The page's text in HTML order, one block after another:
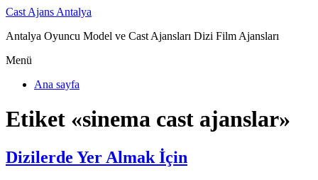
Cast Ajans Antalya
Antalya Oyuncu Model ve Cast Ajansları Dizi Film Ajansları
Menü
Ana sayfa
Etiket «sinema cast ajanslar»
Dizilerde Yer Almak İçin